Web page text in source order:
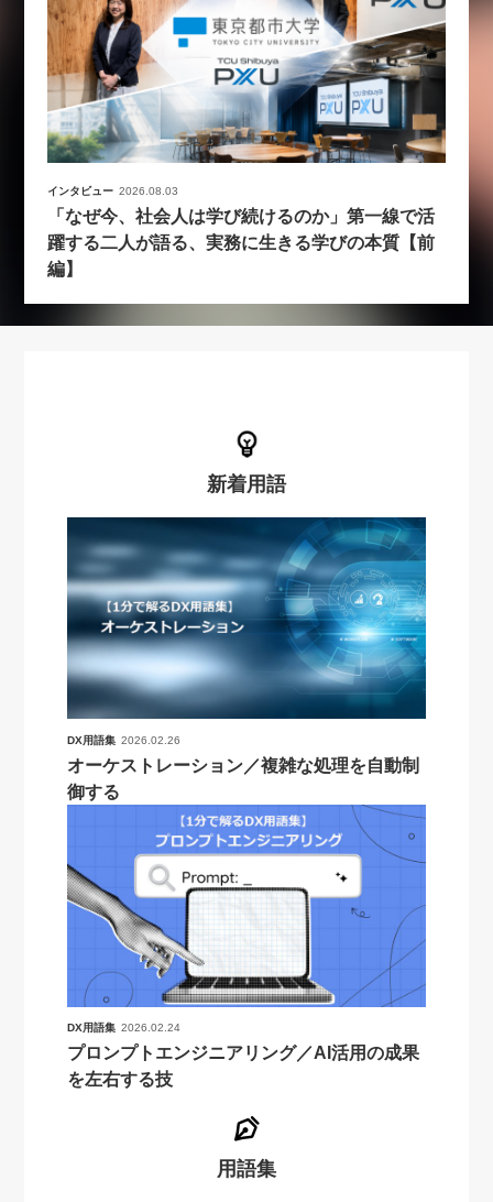
インタビュー 2026.08.03
「なぜ今、社会人は学び続けるのか」第一線で活
躍する二人が語る、実務に生きる学びの本質【前
編】
新着用語
DX用語集 2026.02.26
オーケストレーション／複雑な処理を自動制
御する
DX用語集 2026.02.24
プロンプトエンジニアリング／AI活用の成果
を左右する技
用語集